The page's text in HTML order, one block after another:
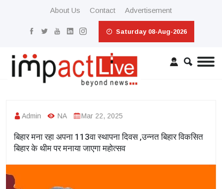
About Us Contact Advertisement
Saturday 08-Aug-2026
Admin NA Mar 22, 2025
बिहार मना रहा अपना 113वा स्थापना दिवस ,उन्नत बिहार विकसित
बिहार के थीम पर मनाया जाएगा महोत्सव